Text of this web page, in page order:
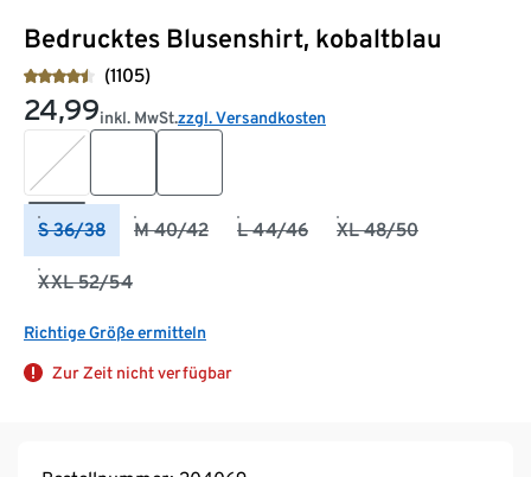
Bedrucktes Blusenshirt, kobaltblau
(1105)
24,99inkl. MwSt.zzgl. Versandkosten
S 36/38 M 40/42 L 44/46 XL 48/50
XXL 52/54
Richtige Größe ermitteln
Zur Zeit nicht verfügbar